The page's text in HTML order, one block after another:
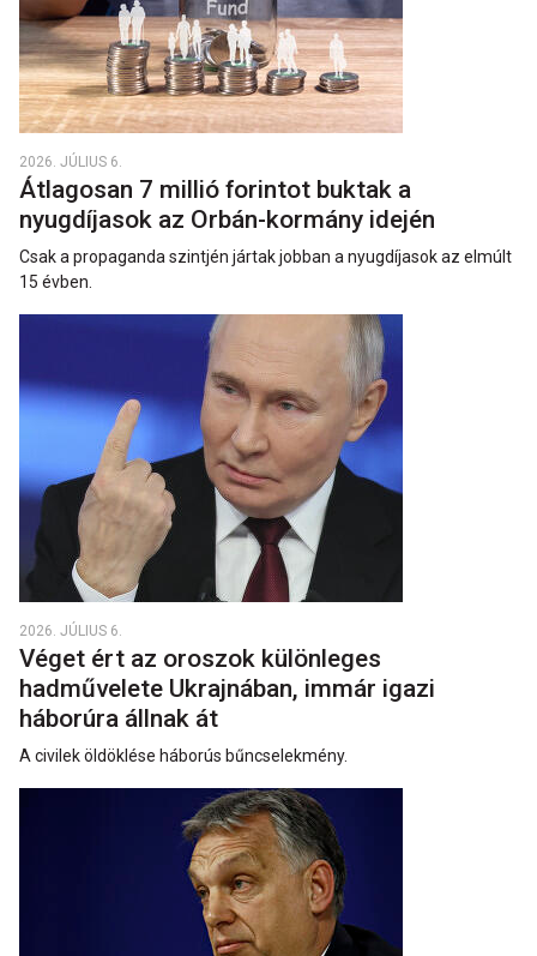
2026. JÚLIUS 6.
Átlagosan 7 millió forintot buktak a
nyugdíjasok az Orbán-kormány idején
Csak a propaganda szintjén jártak jobban a nyugdíjasok az elmúlt
15 évben.
2026. JÚLIUS 6.
Véget ért az oroszok különleges
hadművelete Ukrajnában, immár igazi
háborúra állnak át
A civilek öldöklése háborús bűncselekmény.